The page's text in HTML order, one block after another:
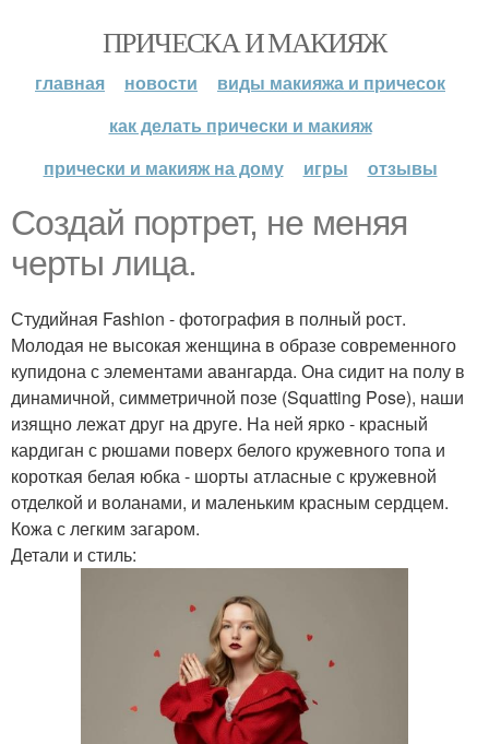
ПРИЧЕСКА И МАКИЯЖ
главная новости
виды макияжа и причесок
как делать прически и макияж
прически и макияж на дому
игры отзывы
Создай портрет, не меняя
черты лица.
Студийная Fashion - фотография в полный рост.
Молодая не высокая женщина в образе современного
купидона с элементами авангарда. Она сидит на полу в
динамичной, симметричной позе (Squatting Pose), наши
изящно лежат друг на друге. На ней ярко - красный
кардиган с рюшами поверх белого кружевного топа и
короткая белая юбка - шорты атласные с кружевной
отделкой и воланами, и маленьким красным сердцем.
Кожа с легким загаром.
Детали и стиль: